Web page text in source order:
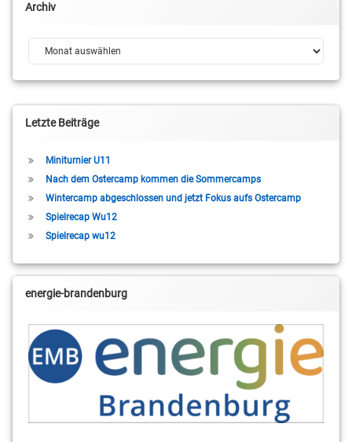
Archiv
Archiv
Letzte Beiträge
Miniturnier U11
Nach dem Ostercamp kommen die Sommercamps
Wintercamp abgeschlossen und jetzt Fokus aufs Ostercamp
Spielrecap Wu12
Spielrecap wu12
energie-brandenburg